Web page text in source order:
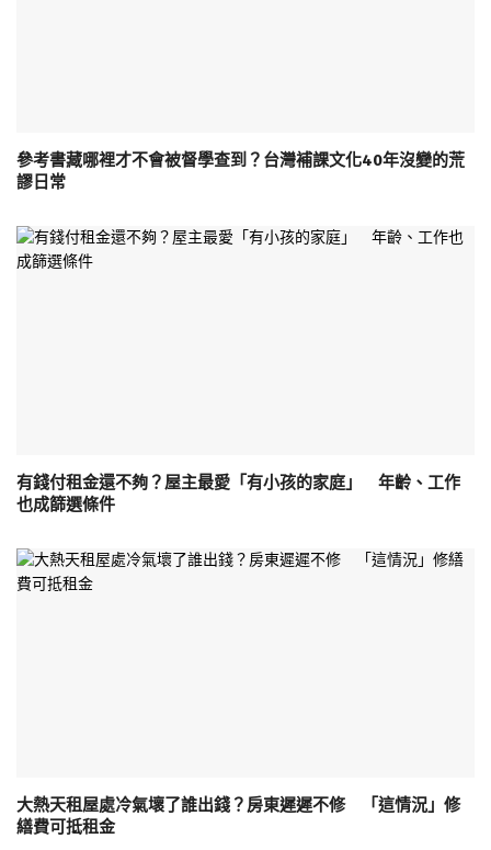
參考書藏哪裡才不會被督學查到？台灣補課文化40年沒變的荒
謬日常
有錢付租金還不夠？屋主最愛「有小孩的家庭」 年齡、工作
也成篩選條件
大熱天租屋處冷氣壞了誰出錢？房東遲遲不修 「這情況」修
繕費可抵租金